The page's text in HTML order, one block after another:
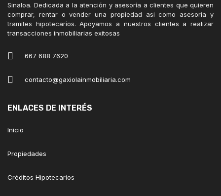
Sinaloa. Dedicada a la atención y asesoría a clientes que quieren
comprar, rentar o vender una propiedad asi como asesoría y
tramites hipotecaríos. Apoyamos a nuestros clientes a realizar
transacciones inmobiliarias exitosas
667 688 7620
contacto@gaxiolainmobiliaria.com
ENLACES DE INTERÉS
Inicio
Propiedades
Créditos Hipotecarios